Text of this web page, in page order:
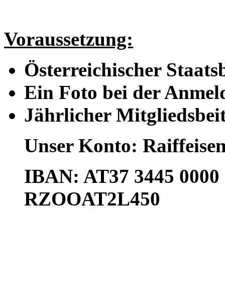
Voraussetzung:
Österreichischer
Ein Foto bei der
Jährlicher
Unser Konto:
IBAN: AT37 3445
RZOOAT2L450